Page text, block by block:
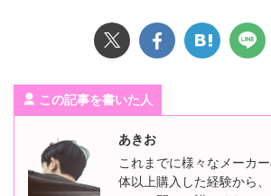
この記事を書いた人
あきお
これまでに様々なメーカ
体以上購入した経験から